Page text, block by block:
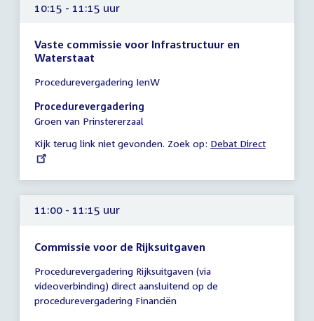
10:15 - 11:15 uur
Vaste commissie voor Infrastructuur en
Waterstaat
vergadering
10:15
-
uur
Procedurevergadering IenW
Procedurevergadering
Groen van Prinstererzaal
Kijk terug link niet gevonden. Zoek op: External
Debat Direct
11:00 - 11:15 uur
Commissie voor de Rijksuitgaven
vergadering
11:00
-
Procedurevergadering Rijksuitgaven (via
videoverbinding) direct aansluitend op de
procedurevergadering Financiën